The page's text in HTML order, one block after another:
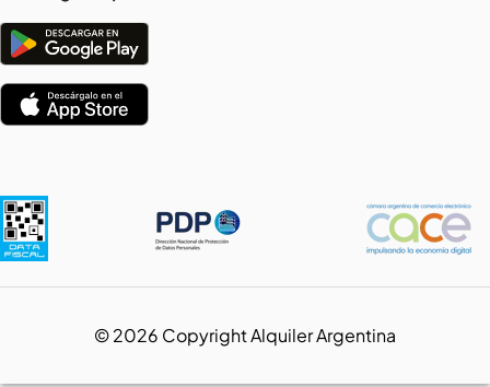
©2026 Copyright Alquiler Argentina